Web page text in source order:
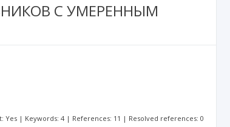
С УМЕРЕННЫМ
Yes | Keywords: 4 | References: 11 | Resolved references: 0